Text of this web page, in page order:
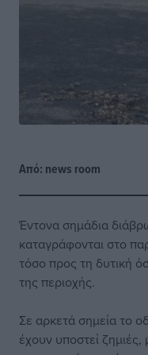
Από: news room
Έντονα σημάδια
καταγράφονται στο
τόσο προς τη δυτική
της περιοχής.
Σε αρκετά σημεία το
έχουν υποστεί